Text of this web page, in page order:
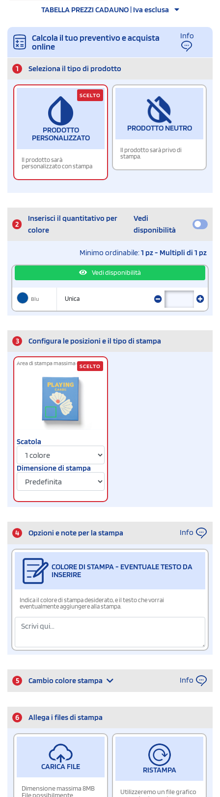
TABELLA PREZZI CADAUNO | Iva esclusa
Calcola il tuo preventivo e acquista
online
Info
1 Seleziona il tipo di prodotto
PRODOTTO
PERSONALIZZATO
Il prodotto sarà
personalizzato con stampa
SCELTO
PRODOTTO NEUTRO
Il prodotto sarà privo di
stampa.
2
Inserisci il quantitativo per
colore
Vedi
disponibilità
Minimo ordinabile:1 pz - Multipli di 1 pz
Vedi disponibilità
Blu Unica
3 Configura le posizioni e il tipo di stampa
Area di stampa massima cm3 x 3
Scatola
Dimensione di stampa
SCELTO
4 Opzioni e note per la stampa Info
COLORE DI STAMPA - EVENTUALE TESTO DA
INSERIRE
Indica il colore di stampa desiderato, e il testo che vorrai
eventualmente aggiungere alla stampa.
5 Cambio colore stampa Info
6 Allega i files di stampa
CARICA FILE
Dimensione massima 8MB
File possibilmente
RISTAMPA
Utilizzeremo un file grafico